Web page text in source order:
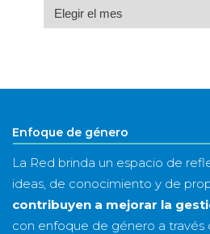
Archivo
por
año
Enfoque de género
La Red brinda un espacio de
ideas, de conocimiento y de
contribuyen a mejorar la
con enfoque de género a través